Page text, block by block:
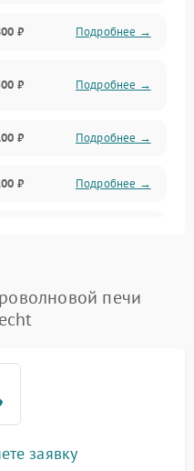
₽ Подробнее →
₽ Подробнее →
₽ Подробнее →
₽ Подробнее →
Подробнее →
₽ Подробнее →
печи
заявку